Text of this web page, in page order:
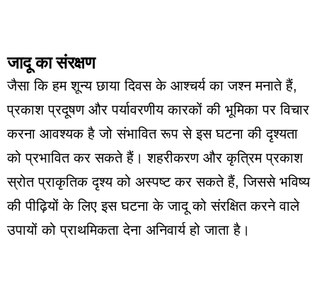
जादू का संरक्षण
जैसा कि हम शून्य छाया दिवस के आश्चर्य का जश्न मनाते हैं,
प्रकाश प्रदूषण और पर्यावरणीय कारकों की भूमिका पर विचार
करना आवश्यक है जो संभावित रूप से इस घटना की दृश्यता
को प्रभावित कर सकते हैं। शहरीकरण और कृत्रिम प्रकाश
स्रोत प्राकृतिक दृश्य को अस्पष्ट कर सकते हैं, जिससे भविष्य
की पीढ़ियों के लिए इस घटना के जादू को संरक्षित करने वाले
उपायों को प्राथमिकता देना अनिवार्य हो जाता है।